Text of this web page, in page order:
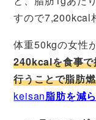
すので7,200kcal
体重50kgの女性
240kcalを食事で
行うことで脂肪
keisan脂肪を減